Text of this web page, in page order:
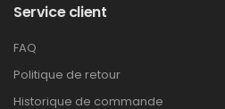
Service client
FAQ
Politique de retour
Historique de commande